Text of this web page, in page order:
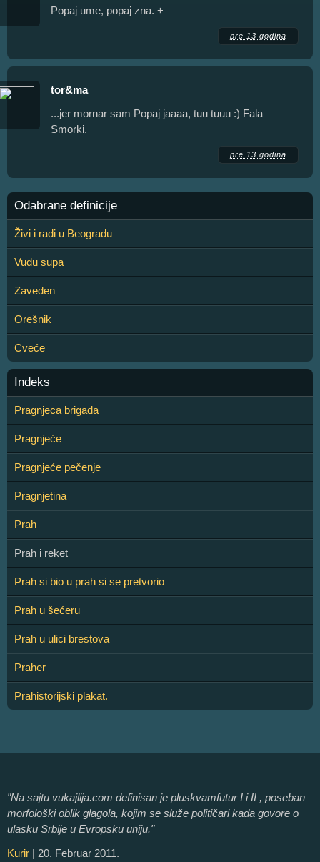
Popaj ume, popaj zna. +
pre 13 godina
tor&ma
...jer mornar sam Popaj jaaaa, tuu tuuu :) Fala
Smorki.
pre 13 godina
Odabrane definicije
Živi i radi u Beogradu
Vudu supa
Zaveden
Orešnik
Cveće
Indeks
Pragnjeca brigada
Pragnjeće
Pragnjeće pečenje
Pragnjetina
Prah
Prah i reket
Prah si bio u prah si se pretvorio
Prah u šećeru
Prah u ulici brestova
Praher
Prahistorijski plakat.
"Na sajtu vukajlija.com definisan je pluskvamfutur I i II , poseban
morfološki oblik glagola, kojim se služe političari kada govore o
ulasku Srbije u Evropsku uniju."
Kurir | 20. Februar 2011.